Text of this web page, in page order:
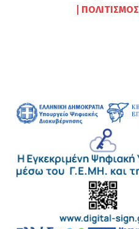
ΠΟΛΙΤΙΣΜΌΣ